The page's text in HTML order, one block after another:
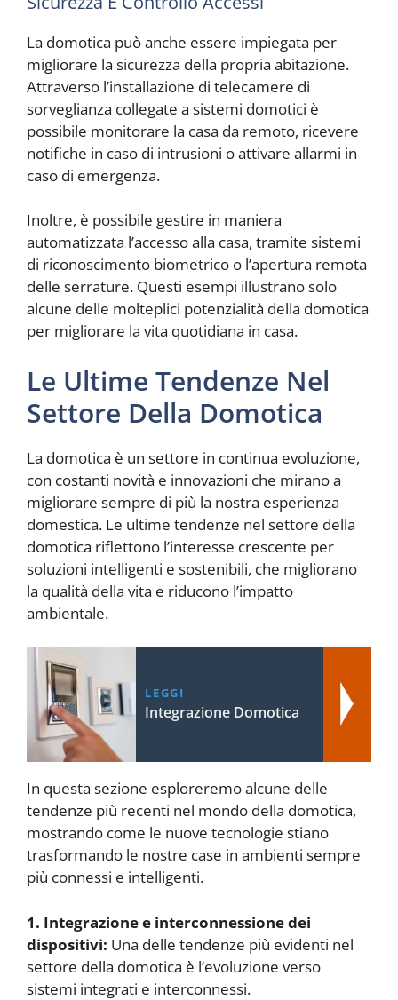
La domotica può anche essere impiegata per
migliorare la sicurezza della propria abitazione.
Attraverso l’installazione di telecamere di
sorveglianza collegate a sistemi domotici è
possibile monitorare la casa da remoto, ricevere
notifiche in caso di intrusioni o attivare allarmi in
caso di emergenza.
Inoltre, è possibile gestire in maniera
automatizzata l’accesso alla casa, tramite sistemi
di riconoscimento biometrico o l’apertura remota
delle serrature. Questi esempi illustrano solo
alcune delle molteplici potenzialità della domotica
per migliorare la vita quotidiana in casa.
Le Ultime Tendenze Nel
Settore Della Domotica
La domotica è un settore in continua evoluzione,
con costanti novità e innovazioni che mirano a
migliorare sempre di più la nostra esperienza
domestica. Le ultime tendenze nel settore della
domotica riflettono l’interesse crescente per
soluzioni intelligenti e sostenibili, che migliorano
la qualità della vita e riducono l’impatto
ambientale.
LEGGI
Integrazione Domotica
In questa sezione esploreremo alcune delle
tendenze più recenti nel mondo della domotica,
mostrando come le nuove tecnologie stiano
trasformando le nostre case in ambienti sempre
più connessi e intelligenti.
1. Integrazione e interconnessione dei
dispositivi: Una delle tendenze più evidenti nel
settore della domotica è l’evoluzione verso
sistemi integrati e interconnessi.